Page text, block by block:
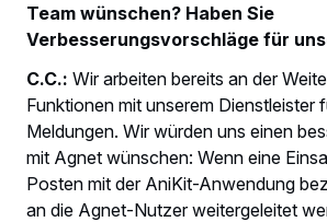
Team wünschen? Haben Sie
Verbesserungsvorschläge für
C.C.: Wir arbeiten bereits an der
Funktionen mit unserem Dienstleister
Meldungen. Wir würden uns einen
mit Agnet wünschen: Wenn eine
Posten mit der AniKit-Anwendung
an die Agnet-Nutzer weitergeleitet